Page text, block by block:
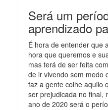
Será um
aprendizado
É hora de entender que
hora que queremos e
mas terá de ser feita
de ir vivendo sem medo
faz a gente colhe aquilo
ser prejudicada no final,
ano de 2020 será o